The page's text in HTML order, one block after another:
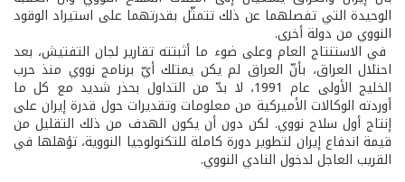
الوحيدة التي تفصلهما عن ذلك تتمثّل بقدرتهما على استيراد الوقود
النووي من دولة أخرى.
­ في الاستنتاج العام وعلى ضوء ما أثبتته تقارير لجان التفتيش، بعد
احتلال العراق، بأنّ العراق لم يكن يمتلك أيّ برنامج نووي منذ حرب
الخليج الأولى عام 1991، لا بدّ من التداول بحذر شديد مع كل ما
أوردته الوكالات الأميركية من معلومات وتقديرات حول قدرة إيران على
إنتاج أول سلاح نووي. لكن دون أن يكون الهدف من ذلك التقليل من
قيمة اندفاع إيران لتطوير دورة كاملة للتكنولوجيا النووية، تؤهلها في
القريب العاجل لدخول النادي النووي.